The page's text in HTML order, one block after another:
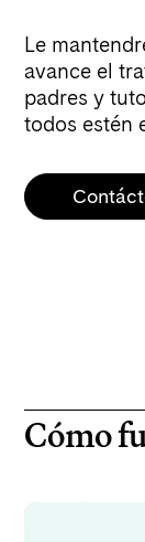
Le
avance el
padres y
todos estén
Cómo